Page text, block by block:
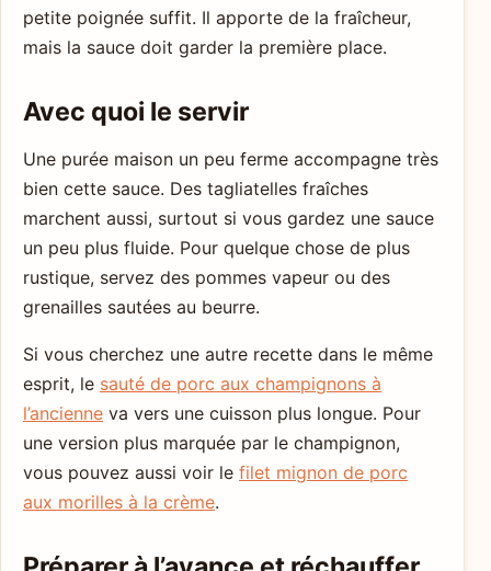
petite poignée suffit. Il apporte de la fraîcheur,
mais la sauce doit garder la première place.
Avec quoi le servir
Une purée maison un peu ferme accompagne très
bien cette sauce. Des tagliatelles fraîches
marchent aussi, surtout si vous gardez une sauce
un peu plus fluide. Pour quelque chose de plus
rustique, servez des pommes vapeur ou des
grenailles sautées au beurre.
Si vous cherchez une autre recette dans le même
esprit, le sauté de porc aux champignons à
l’ancienne va vers une cuisson plus longue. Pour
une version plus marquée par le champignon,
vous pouvez aussi voir le filet mignon de porc
aux morilles à la crème.